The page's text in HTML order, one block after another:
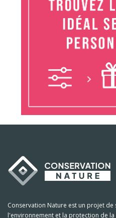
Conservation Nature est un projet
l'environnement et la protection de